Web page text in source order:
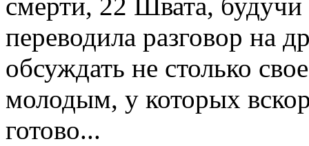
смерти, 22 Швата,
переводила разговор на
обсуждать не столько
молодым, у которых
готово...